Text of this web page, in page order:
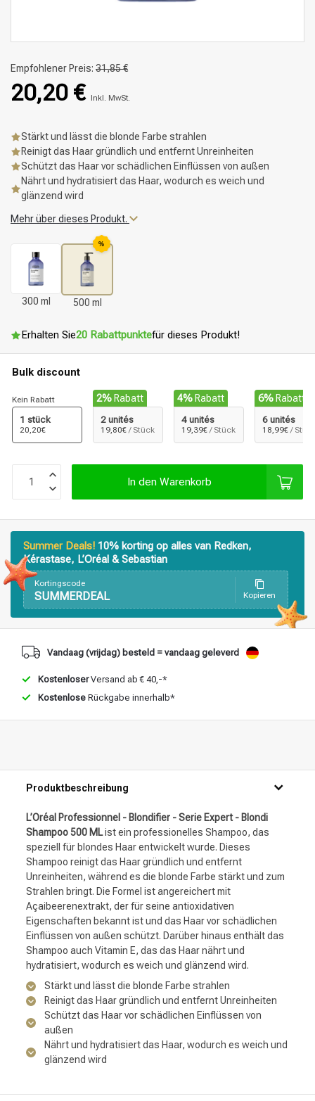
Empfohlener Preis: 31,85 €
20,20 € Inkl. MwSt.
Stärkt und lässt die blonde Farbe strahlen
Reinigt das Haar gründlich und entfernt Unreinheiten
Schützt das Haar vor schädlichen Einflüssen von außen
Nährt und hydratisiert das Haar, wodurch es weich und
glänzend wird
Mehr über dieses Produkt.
300 ml
%
500 ml
Erhalten Sie20 Rabattpunktefür dieses Produkt!
Bulk discount
Kein Rabatt
1 stück
20,20€
2% Rabatt
2 unités
19,80€ / Stück
4% Rabatt
4 unités
19,39€ / Stück
6% Rabatt
6 unités
18,99€ /
In den Warenkorb
Summer Deals! 10% korting op alles van Redken,
Kérastase, L’Oréal & Sebastian
Kortingscode
SUMMERDEAL Kopieren
Vandaag (vrijdag) besteld = vandaag geleverd
KostenloserVersand ab € 40,-*
Kostenlose Rückgabe innerhalb*
Produktbeschreibung
L’Oréal Professionnel - Blondifier - Serie Expert - Blondi
Shampoo 500 MList ein professionelles Shampoo, das
speziell für blondes Haar entwickelt wurde. Dieses
Shampoo reinigt das Haar gründlich und entfernt
Unreinheiten, während es die blonde Farbe stärkt und zum
Strahlen bringt. Die Formel ist angereichert mit
Açaibeerenextrakt, der für seine antioxidativen
Eigenschaften bekannt ist und das Haar vor schädlichen
Einflüssen von außen schützt. Darüber hinaus enthält das
Shampoo auch Vitamin E, das das Haar nährt und
hydratisiert, wodurch es weich und glänzend wird.
Stärkt und lässt die blonde Farbe strahlen
Reinigt das Haar gründlich und entfernt Unreinheiten
Schützt das Haar vor schädlichen Einflüssen von
außen
Nährt und hydratisiert das Haar, wodurch es weich und
glänzend wird